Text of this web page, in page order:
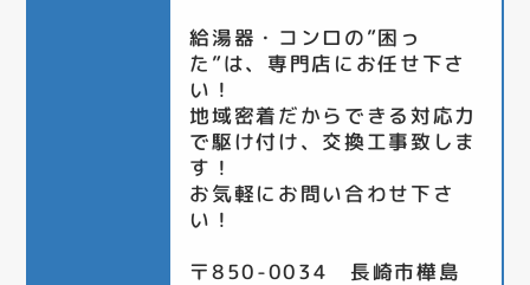
給湯器・コンロの”困っ
た”は、専門店にお任せ下さ
い！
地域密着だからできる対応力
で駆け付け、交換工事致しま
す！
お気軽にお問い合わせ下さ
い！
〒850-0034 長崎市樺島